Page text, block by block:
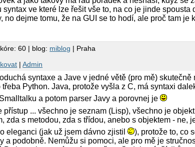
ve které lze řešit vše to, na co je jinde
no dejme tomu, že na GUI se to hodí, ale proč tam je
60 | blog: miblog | Praha
|Admin
syntaxe a Jave v jedné větě (pro mě)
Python. Java, protože vyšla z C, má syntaxi
a potom parser Javy a porovnej je
... všechno je seznam (Lisp), všechno je
zda s metodou, zda s třídou, anebo s objektem - ne,
eleganci (jak už jsem dávno zjistil
), protože to, co
a podobně. Nemůžu si pomoci, ale pro mě je